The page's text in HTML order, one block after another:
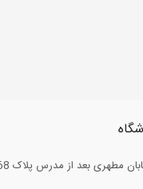
مطهری بعد از مدرس پلاک 268 طبقه 4